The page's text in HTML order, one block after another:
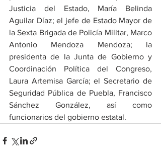
Justicia del Estado, María Belinda
Aguilar Díaz; el jefe de Estado Mayor de
la Sexta Brigada de Policía Militar, Marco
Antonio Mendoza Mendoza; la
presidenta de la Junta de Gobierno y
Coordinación Política del Congreso,
Laura Artemisa García; el Secretario de
Seguridad Pública de Puebla, Francisco
Sánchez González, así como
funcionarios del gobierno estatal.